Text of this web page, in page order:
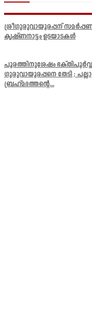
ശ്രീഗുരുവായൂരപ്പന്
കൃഷ്ണനാട്ടം ഉടയാടകൾ
പൂരത്തിനുശേഷം
ഗുരുവായൂരപ്പനെ തേടി ;
ബ്രഹ്മദത്തന്റെ...